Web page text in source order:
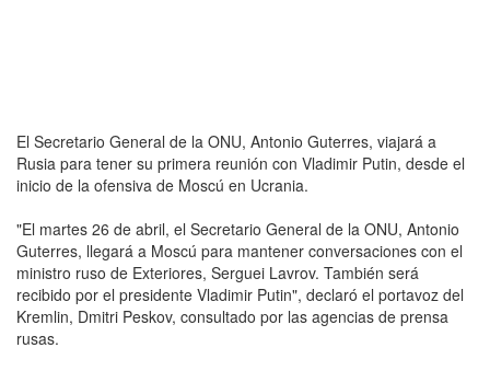
El Secretario General de la ONU, Antonio Guterres, viajará a
Rusia para tener su primera reunión con Vladimir Putin, desde el
inicio de la ofensiva de Moscú en Ucrania.
"El martes 26 de abril, el Secretario General de la ONU, Antonio
Guterres, llegará a Moscú para mantener conversaciones con el
ministro ruso de Exteriores, Serguei Lavrov. También será
recibido por el presidente Vladimir Putin", declaró el portavoz del
Kremlin, Dmitri Peskov, consultado por las agencias de prensa
rusas.